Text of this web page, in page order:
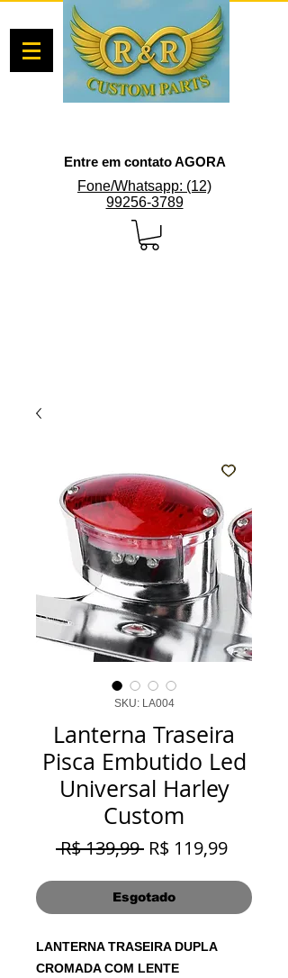
Entre em contato AGORA
Fone/Whatsapp: (12)
99256-3789
SKU: LA004
Lanterna Traseira
Pisca Embutido Led
Universal Harley
Custom
R$ 139,99 Preço
R$ 119,99Preço
Esgotado
LANTERNA TRASEIRA DUPLA
CROMADA COM LENTE